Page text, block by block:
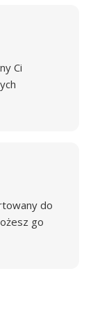
Ci
do
go